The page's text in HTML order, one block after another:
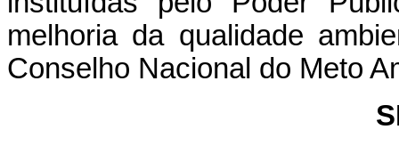
melhoria da qualidade
Conselho Nacional do Meto